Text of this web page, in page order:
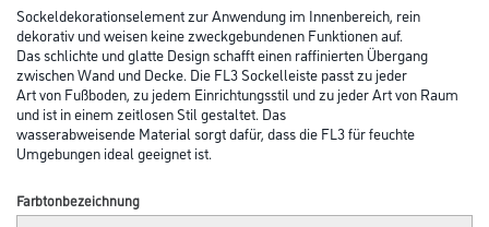
Sockeldekorationselement zur Anwendung im Innenbereich, rein
dekorativ und weisen keine zweckgebundenen Funktionen auf.
Das schlichte und glatte Design schafft einen raffinierten Übergang
zwischen Wand und Decke. Die FL3 Sockelleiste passt zu jeder
Art von Fußboden, zu jedem Einrichtungsstil und zu jeder Art von Raum
und ist in einem zeitlosen Stil gestaltet. Das
wasserabweisende Material sorgt dafür, dass die FL3 für feuchte
Umgebungen ideal geeignet ist.
Farbtonbezeichnung